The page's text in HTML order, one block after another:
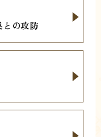
の攻防